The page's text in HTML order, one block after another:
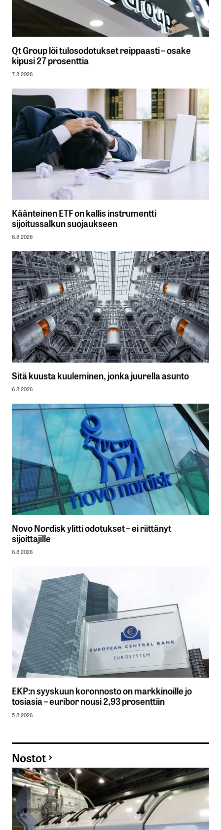
Qt Group löi tulosodotukset reippaasti – osake
kipusi 27 prosenttia
7.8.2026
Käänteinen ETF on kallis instrumentti
sijoitussalkun suojaukseen
6.8.2026
Sitä kuusta kuuleminen, jonka juurella asunto
6.8.2026
Novo Nordisk ylitti odotukset – ei riittänyt
sijoittajille
6.8.2026
EKP:n syyskuun koronnosto on markkinoille jo
tosiasia – euribor nousi 2,93 prosenttiin
5.8.2026
Nostot